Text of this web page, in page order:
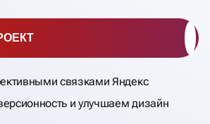
связками Яндекс
и улучшаем дизайн